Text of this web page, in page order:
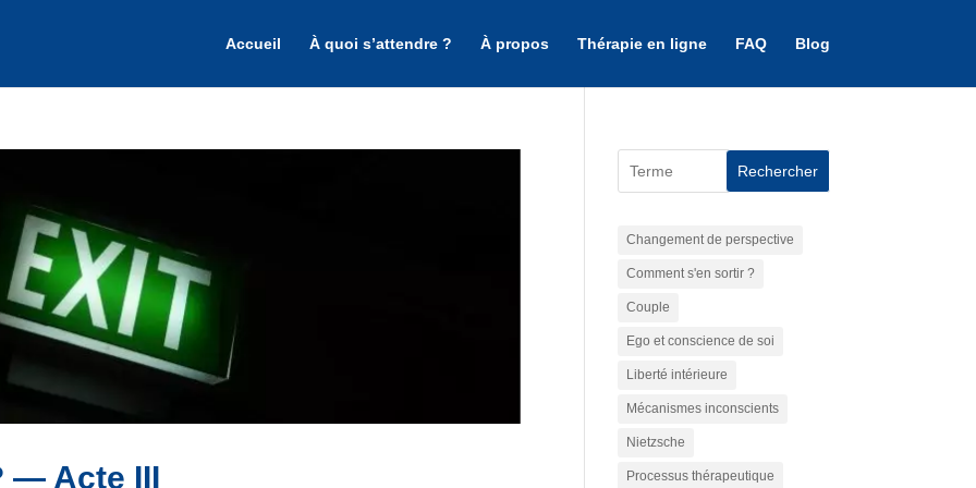
Accueil À quoi s’attendre ? À propos Thérapie en ligne FAQ Blog
— Acte III
Rechercher
Changement de perspective
Comment s'en sortir ?
Couple
Ego et conscience de soi
Liberté intérieure
Mécanismes inconscients
Nietzsche
Processus thérapeutique